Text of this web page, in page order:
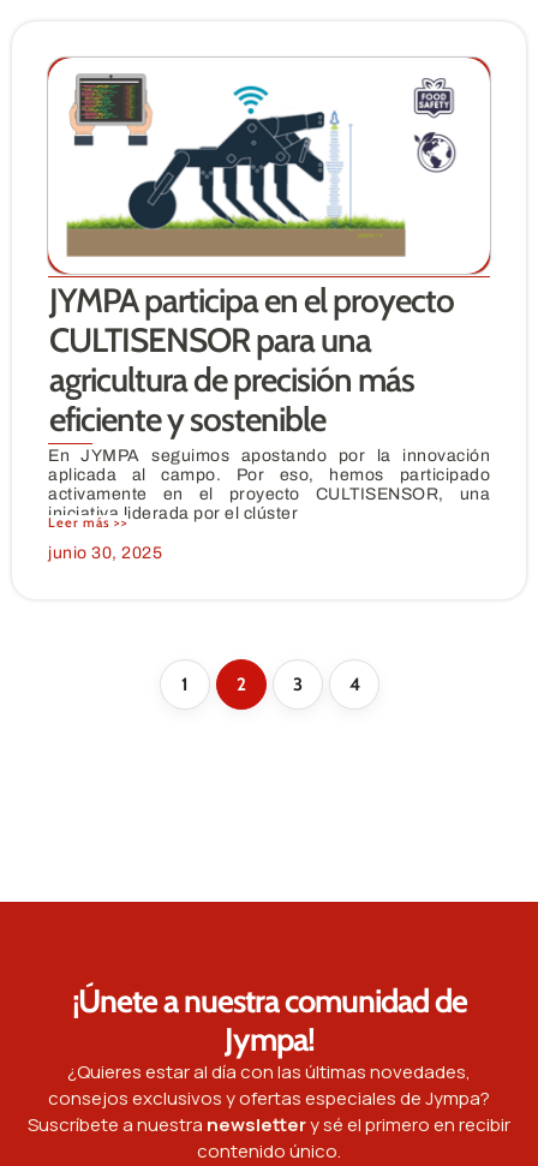
JYMPA participa en el proyecto
CULTISENSOR para una
agricultura de precisión más
eficiente y sostenible
En JYMPA seguimos apostando por la innovación
aplicada al campo. Por eso, hemos participado
activamente en el proyecto CULTISENSOR, una
iniciativa liderada por el clúster
Leer más >>
junio 30, 2025
1 2 3 4
¡Únete a nuestra comunidad de
Jympa!
¿Quieres estar al día con las últimas novedades,
consejos exclusivos y ofertas especiales de Jympa?
Suscríbete a nuestra newslettery sé el primero en recibir
contenido único.